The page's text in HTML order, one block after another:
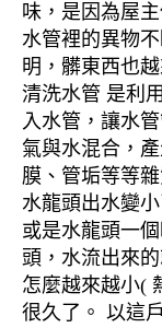
味，是因為屋
水管裡的異物
明，髒東西也
清洗水管 是利
入水管，讓水
氣與水混合，
膜、管垢等等
水龍頭出水變
或是水龍頭一
頭，水流出來
怎麼越來越小(
很久了。 以這